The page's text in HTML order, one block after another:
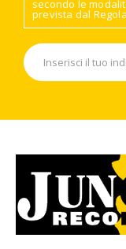
secondo le
prevista dal